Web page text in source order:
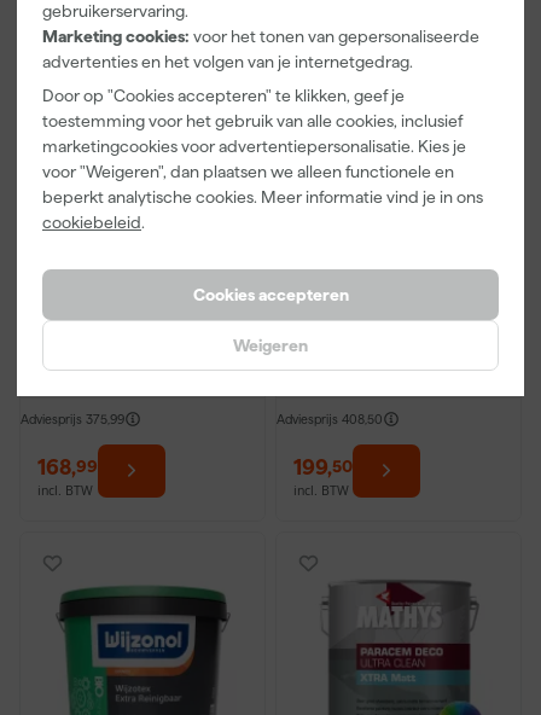
gebruikerservaring.
Marketing cookies: voor het tonen van gepersonaliseerde
advertenties en het volgen van je internetgedrag.
Door op "Cookies accepteren" te klikken, geef je
toestemming voor het gebruik van alle cookies, inclusief
marketingcookies voor advertentiepersonalisatie. Kies je
voor "Weigeren", dan plaatsen we alleen functionele en
beperkt analytische cookies. Meer informatie vind je in ons
cookiebeleid.
Cookies accepteren
Weigeren
Sikkens Alpha Rezisto
Easy Clean Mat - op
Dinsdag bezorgd
Adviesprijs 375,99
168,99
incl. BTW
Sigma Pearl Clean Matt
Dinsdag bezorgd
Adviesprijs 408,50
199,50
incl. BTW